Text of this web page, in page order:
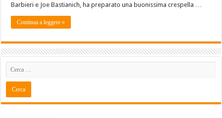
Barbieri e Joe Bastianich, ha preparato una buonissima crespella …
Continua a leggere »